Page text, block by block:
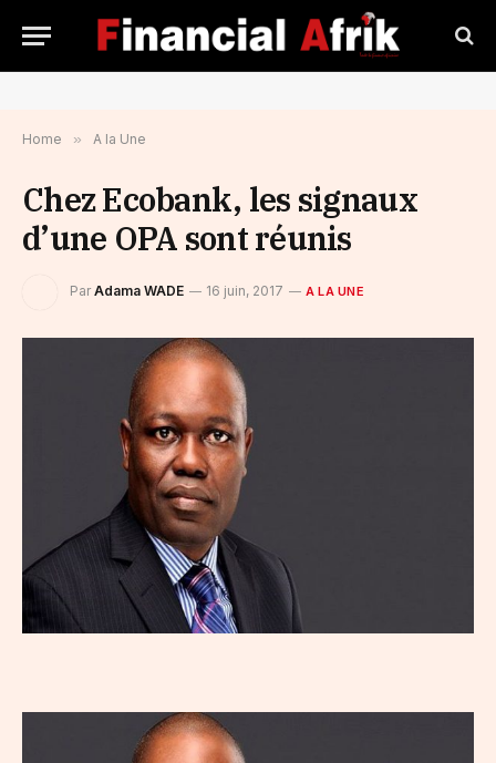
Home » A la Une
Chez Ecobank, les signaux
d’une OPA sont réunis
Par Adama WADE 16 juin, 2017 A LA UNE